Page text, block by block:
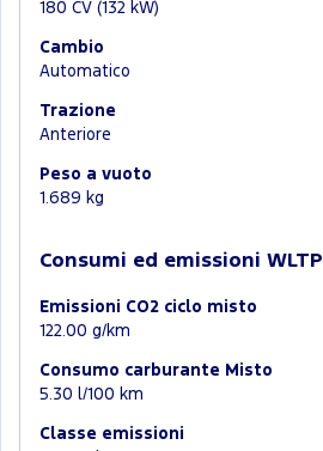
180 CV (132 kW)
Cambio
Automatico
Trazione
Anteriore
Peso a vuoto
1.689 kg
Consumi ed emissioni WLTP
Emissioni CO2 ciclo misto
122.00 g/km
Consumo carburante Misto
5.30 l/100 km
Classe emissioni